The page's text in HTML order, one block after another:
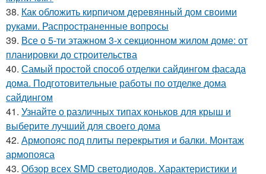
38. Как обложить кирпичом деревянный дом своими
руками. Распространенные вопросы
39. Все о 5-ти этажном 3-х секционном жилом доме: от
планировки до строительства
40. Самый простой способ отделки сайдингом фасада
дома. Подготовительные работы по отделке дома
сайдингом
41. Узнайте о различных типах коньков для крыш и
выберите лучший для своего дома
42. Армопояс под плиты перекрытия и балки. Монтаж
армопояса
43. Обзор всех SMD светодиодов. Характеристики и